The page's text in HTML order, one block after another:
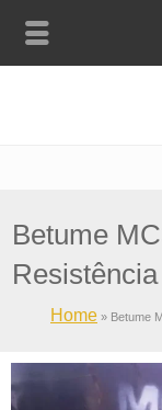
Home » Betume
Betume